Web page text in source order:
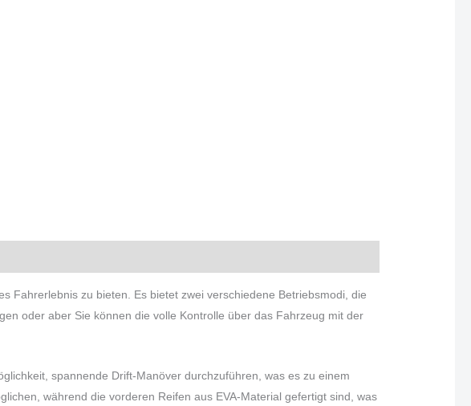
Fahrerlebnis zu bieten. Es bietet zwei verschiedene Betriebsmodi, die
oder aber Sie können die volle Kontrolle über das Fahrzeug mit der
spannende Drift-Manöver durchzuführen, was es zu einem
während die vorderen Reifen aus EVA-Material gefertigt sind, was